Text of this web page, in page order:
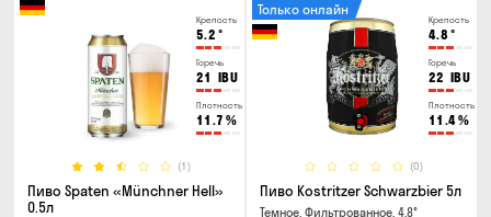
Крепость
5.2 °
Горечь
21 IBU
Плотность
11.7 %
(1)
Пиво Spaten «Münchner Hell»
0.5л
Крепость
4.8 °
Горечь
22 IBU
Плотность
11.4%
(0)
Только онлайн
Пиво Kostritzer Schwarzbier 5л
Темное, Фильтрованное, 4.8°